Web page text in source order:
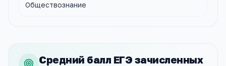
Обществознание
Средний балл ЕГЭ зачисленных